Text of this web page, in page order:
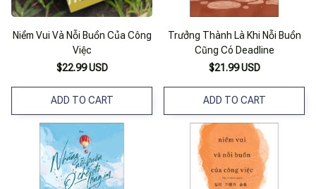
Niềm Vui Và Nỗi Buồn Của Công
Việc
$22.99 USD
ADD TO CART
Trưởng Thành Là Khi Nỗi Buồn
Cũng Có Deadline
$21.99 USD
ADD TO CART